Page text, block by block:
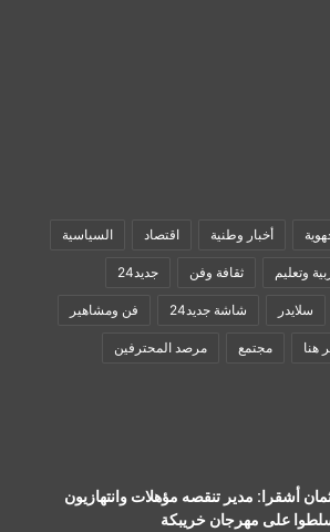
أخبار وطنية اقتصاد السياسية
وتعليم ثقافة وفن جديد24
سلايدر شاشة جديد24 فن ومشاهير
هنا مجتمع مرصد المحترفين
أشقرا: مدير تنقصه مؤهلات وانتهازيون
على مهرجان خريبكة